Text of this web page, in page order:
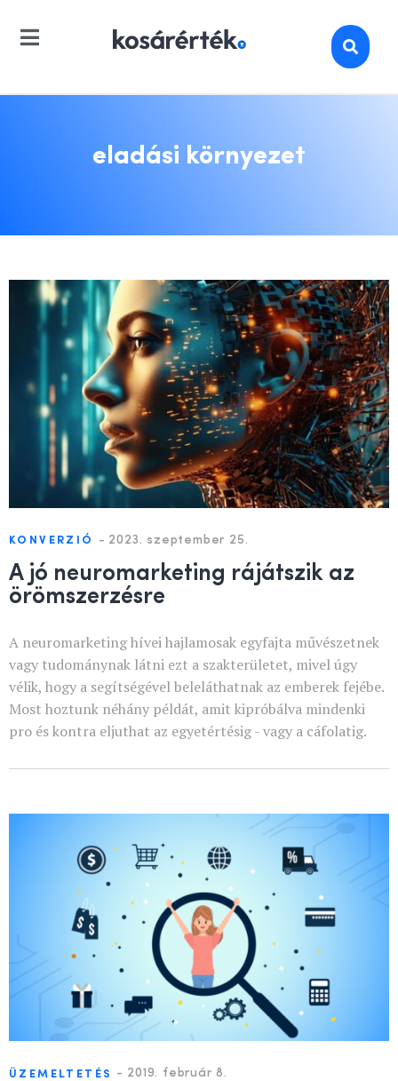
eladási környezet
KONVERZIÓ - 2023. szeptember 25.
A jó neuromarketing rájátszik az
örömszerzésre
A neuromarketing hívei hajlamosak egyfajta művészetnek
vagy tudománynak látni ezt a szakterületet, mivel úgy
vélik, hogy a segítségével beleláthatnak az emberek fejébe.
Most hoztunk néhány példát, amit kipróbálva mindenki
pro és kontra eljuthat az egyetértésig - vagy a cáfolatig.
ÜZEMELTETÉS - 2019. február 8.